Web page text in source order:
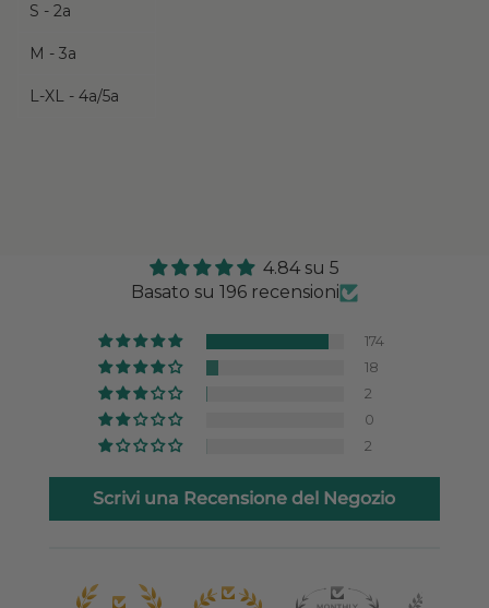
S - 2a
M - 3a
L-XL - 4a/5a
4.84 su 5
Basato su 196 recensioni
174
18
2
0
2
Scrivi una Recensione del Negozio